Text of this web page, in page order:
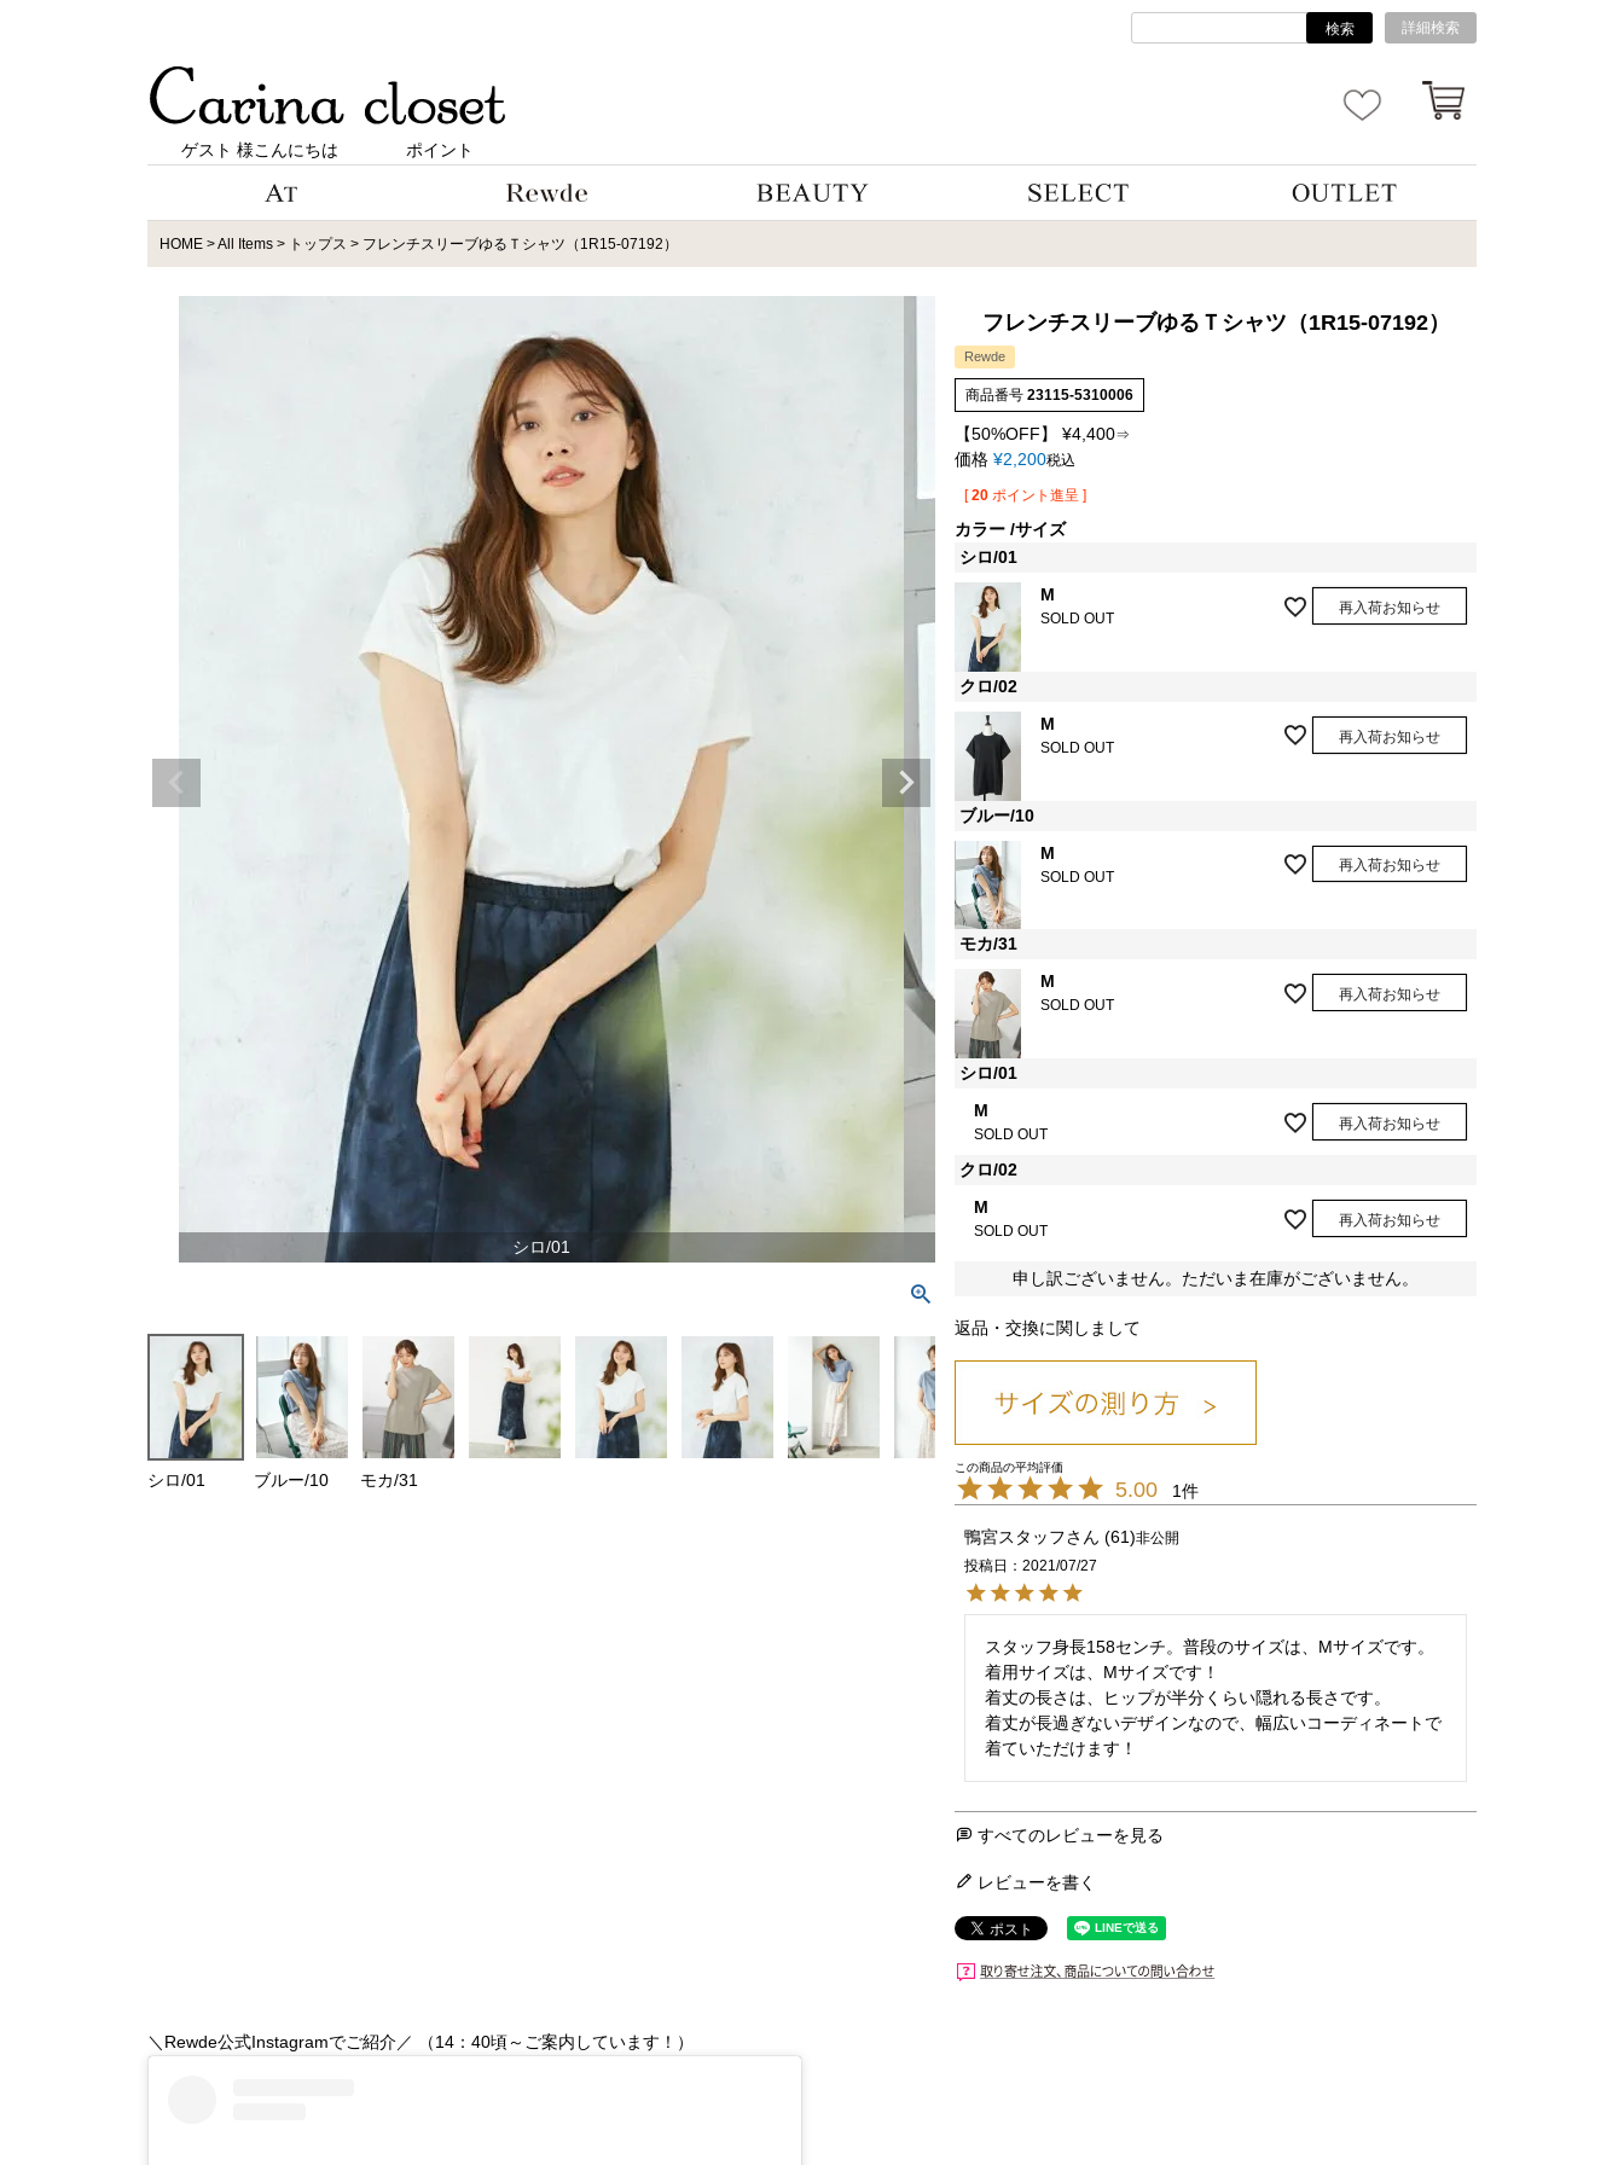
検索 詳細検索
ゲスト 様こんにちは ポイント
HOME All Items トップス フレンチスリーブゆるＴシャツ（1R15-07192）
シロ/01
シロ/01 ブルー/10 モカ/31
フレンチスリーブゆるＴシャツ（1R15-07192）
Rewde
商品番号 23115-5310006
【50%OFF】 ¥4,400⇒
価格 ¥2,200税込
[ 20 ポイント進呈 ]
カラー サイズ
シロ/01
M
SOLD OUT
再入荷お知らせ
クロ/02
M
SOLD OUT
再入荷お知らせ
ブルー/10
M
SOLD OUT
再入荷お知らせ
モカ/31
M
SOLD OUT
再入荷お知らせ
シロ/01
M
SOLD OUT
再入荷お知らせ
クロ/02
M
SOLD OUT
再入荷お知らせ
申し訳ございません。ただいま在庫がございません。
返品・交換に関しまして
5.00 1
鴨宮スタッフ 61 非公開
投稿日
2021/07/27
スタッフ身長158センチ。普段のサイズは、Mサイズです。
着用サイズは、Mサイズです！
着丈の長さは、ヒップが半分くらい隠れる長さです。
着丈が長過ぎないデザインなので、幅広いコーディネートで
着ていただけます！
すべてのレビューを見る
レビューを書く
＼Rewde公式Instagramでご紹介／ （14：40頃～ご案内しています！）